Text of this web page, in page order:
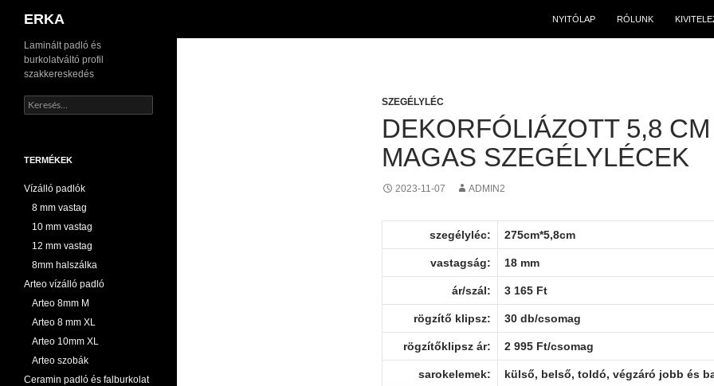
Kilépés
ERKA NYITÓLAP RÓLUNK
SZEGÉLYLÉC
DEKORFÓLIÁZOTT 5,8 CM
MAGAS SZEGÉLYLÉCEK
2023-11-07 ADMIN2
szegélyléc: 275cm*5,8cm
vastagság: 18 mm
ár/szál: 3 165 Ft
rögzítő klipsz: 30 db/csomag
rögzítőklipsz ár: 2 995 Ft/csomag
sarokelemek: külső, belső, toldó, végzáró jobb és
Laminált padló és
burkolatváltó profil
szakkereskedés
Keresés:
TERMÉKEK
Vízálló padlók
8 mm vastag
10 mm vastag
12 mm vastag
8mm halszálka
Arteo vízálló padló
Arteo 8mm M
Arteo 8 mm XL
Arteo 10mm XL
Arteo szobák
Ceramin padló és falburkolat